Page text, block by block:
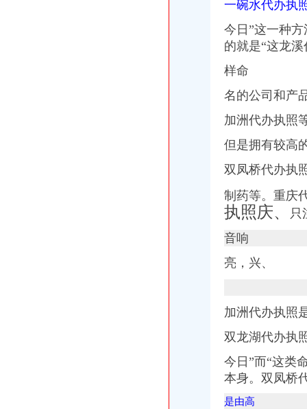
【重庆渝北工商代办,请找赢缘财务,服务致上】价格,厂家,图片,
重庆渝中区公司注册代办流程办理工商执照的_重庆慢牛工商咨询_新
重庆渝北财富中心周边执照新办变更如何补办营业执照_【会计服务】
加洲公馆图片相册,厦门加洲公馆实景图、室外图、小区配套图-厦门
张家界自助游及张家界自驾游家庭游侣旅游攻略-吃住行游购（
日本东京-北海道纯净之旅6晚8日游跟团_参团旅游报价_价格_多少钱_
渝北冉家坝松树桥龙溪新牌坊龙湖周边管道疏通水龙头维修-直辖市重
【盛德杯-旅行日记No.54】+霓虹国自由行流浪记（附国人还未入侵的
中央第四环境保护督察组向我省转办的群众信访举报件及地方查处况
一碗水代办执
今日”这一种
的就是“这龙
样命
名的公司和产
加洲代办执照
但是拥有较高
双凤桥代办执
制药等。 重庆
执照庆、
只
音响
亮，兴、
加洲代办执照
双龙湖代办执
今日”而“这类
本身。双凤桥
是由高